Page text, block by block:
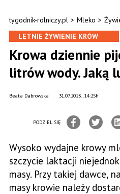
tygodnik-rolniczy.pl > Mleko >
LETNIE ŻYWIENIE KRÓW
Krowa dziennie
litrów wody. Jaką
31.07.2023., 14:25h
Beata Dabrowska
PODZIEL SIĘ
Wysoko wydajne krowy
szczycie laktacji
masy. Przy takiej dawce,
masy krowie należy